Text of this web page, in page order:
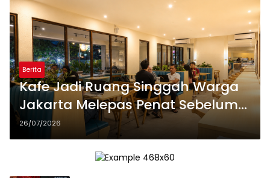
Berita
Kafe Jadi Ruang Singgah Warga
Jakarta Melepas Penat Sebelum
Pulang
26/07/2026